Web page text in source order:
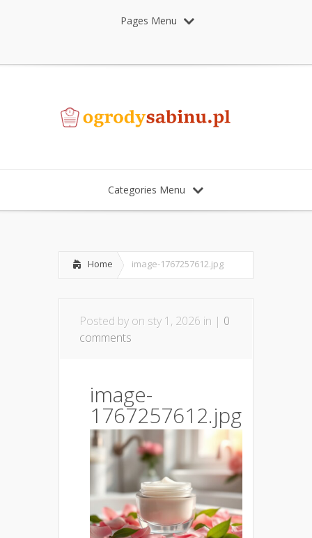
Pages Menu
Categories Menu
Home image-1767257612.jpg
Posted by on sty 1, 2026 in | 0
comments
image-
1767257612.jpg